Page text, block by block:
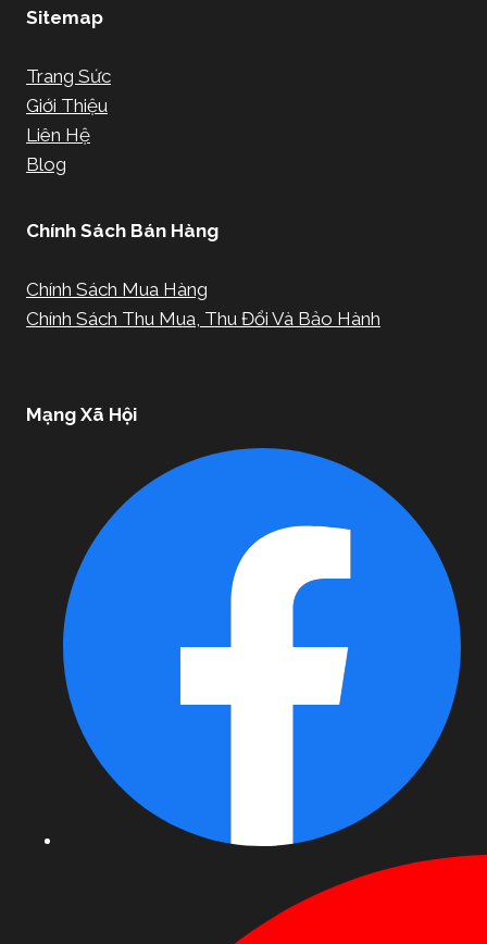
Sitemap
Trang Sức
Giới Thiệu
Liên Hệ
Blog
Chính Sách Bán Hàng
Chính Sách Mua Hàng
Chính Sách Thu Mua, Thu Đổi Và Bảo Hành
Mạng Xã Hội